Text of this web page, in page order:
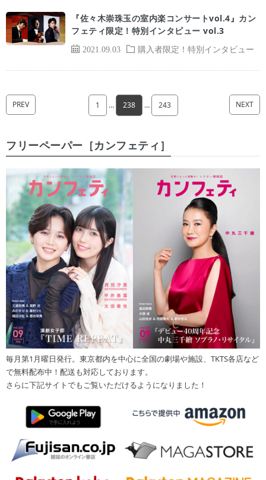
2021.09.03 購入者限定！特別インタビュー
『佐々木崇珠玉の室内楽コンサートvol.4』カン
フェティ限定！特別インタビュー vol.3
PREV 1 … 238 … 243 NEXT
フリーペーパー［カンフェティ］
毎月第1月曜日発行。東京都内を中心に全国の劇場や施設、TKTS各店など
で無料配布中！配送も対応しております。
さらに下記サイトでもご覧いただけるようになりました！